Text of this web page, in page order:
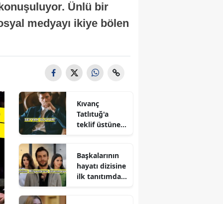
Ünlü bir
medyayı ikiye bölen
Kıvanç
Tatlıtuğ'a
teklif üstüne
Başkalarının
hayatı dizisine
ilk tanıtımdan